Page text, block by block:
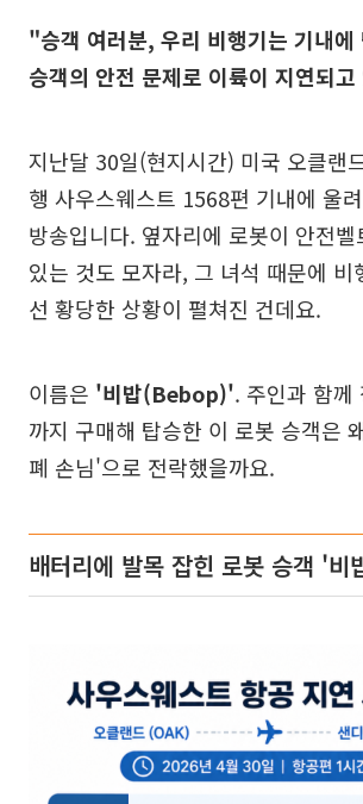
"승객 여러분, 우리 비행기는 기내
승객의 안전 문제로 이륙이 지연되
지난달 30일(현지시간) 미국 오클랜
행 사우스웨스트 1568편 기내에 울
방송입니다. 옆자리에 로봇이 안전
있는 것도 모자라, 그 녀석 때문에 비
선 황당한 상황이 펼쳐진 건데요.
이름은 '비밥(Bebop)'. 주인과 함께
까지 구매해 탑승한 이 로봇 승객은
폐 손님'으로 전락했을까요.
배터리에 발목 잡힌 로봇 승객 '비